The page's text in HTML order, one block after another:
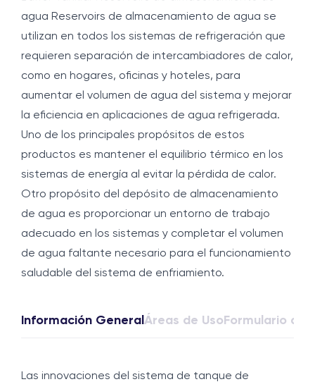
agua Reservoirs de almacenamiento de agua se
utilizan en todos los sistemas de refrigeración que
requieren separación de intercambiadores de calor,
como en hogares, oficinas y hoteles, para
aumentar el volumen de agua del sistema y mejorar
la eficiencia en aplicaciones de agua refrigerada.
Uno de los principales propósitos de estos
productos es mantener el equilibrio térmico en los
sistemas de energía al evitar la pérdida de calor.
Otro propósito del depósito de almacenamiento
de agua es proporcionar un entorno de trabajo
adecuado en los sistemas y completar el volumen
de agua faltante necesario para el funcionamiento
saludable del sistema de enfriamiento.
Información General Áreas de Uso Formulario de
Las innovaciones del sistema de tanque de